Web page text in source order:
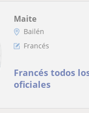
Maite
Bailén
Francés
Francés todos
oficiales